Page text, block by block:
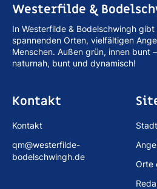
Westerfilde &
In Westerfilde & Bodelschwingh
spannenden Orten, vielfältigen
Menschen. Außen grün, innen bunt
naturnah, bunt und dynamisch!
Kontakt
Kontakt
qm@westerfilde-
bodelschwingh.de
Orte